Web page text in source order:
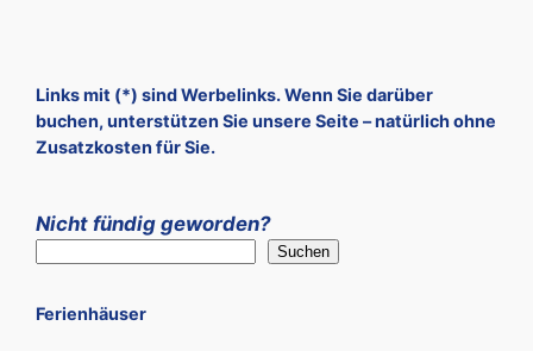
Links mit (*) sind Werbelinks. Wenn Sie darüber
buchen, unterstützen Sie unsere Seite – natürlich ohne
Zusatzkosten für Sie.
Nicht fündig geworden?
Suchen
Ferienhäuser